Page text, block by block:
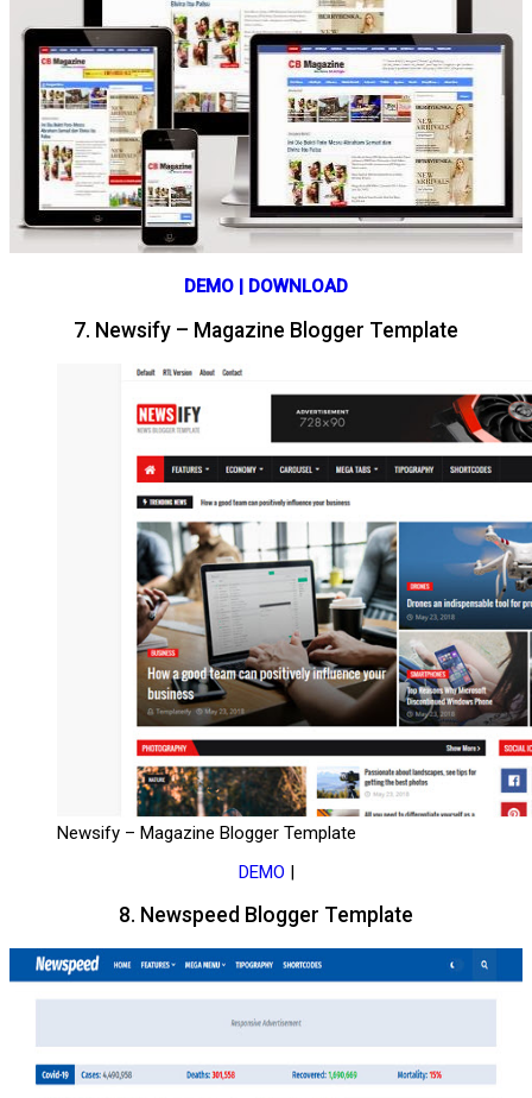
DEMO | DOWNLOAD
7. Newsify – Magazine Blogger Template
Newsify – Magazine Blogger Template
DEMO |
8. Newspeed Blogger Template